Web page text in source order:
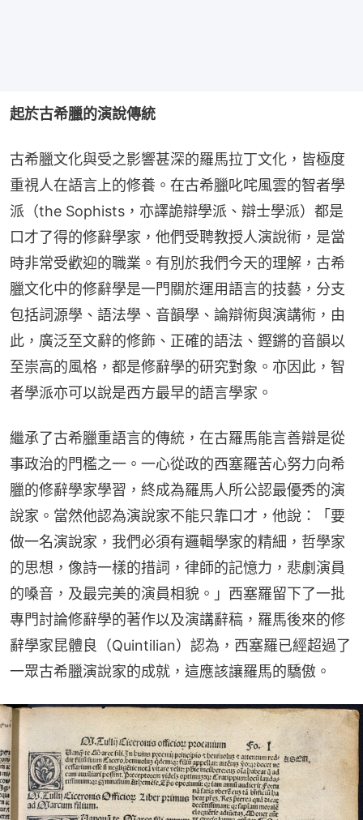
起於古希臘的演說傳統
古希臘文化與受之影響甚深的羅馬拉丁文化，皆極度
重視人在語言上的修養。在古希臘叱咤風雲的智者學
派（the Sophists，亦譯詭辯學派、辯士學派）都是
口才了得的修辭學家，他們受聘教授人演說術，是當
時非常受歡迎的職業。有別於我們今天的理解，古希
臘文化中的修辭學是一門關於運用語言的技藝，分支
包括詞源學、語法學、音韻學、論辯術與演講術，由
此，廣泛至文辭的修飾、正確的語法、鏗鏘的音韻以
至崇高的風格，都是修辭學的研究對象。亦因此，智
者學派亦可以說是西方最早的語言學家。
繼承了古希臘重語言的傳統，在古羅馬能言善辯是從
事政治的門檻之一。一心從政的西塞羅苦心努力向希
臘的修辭學家學習，終成為羅馬人所公認最優秀的演
說家。當然他認為演說家不能只靠口才，他說：「要
做一名演說家，我們必須有邏輯學家的精細，哲學家
的思想，像詩一樣的措詞，律師的記憶力，悲劇演員
的嗓音，及最完美的演員相貌。」西塞羅留下了一批
專門討論修辭學的著作以及演講辭稿，羅馬後來的修
辭學家昆體良（Quintilian）認為，西塞羅已經超過了
一眾古希臘演說家的成就，這應該讓羅馬的驕傲。